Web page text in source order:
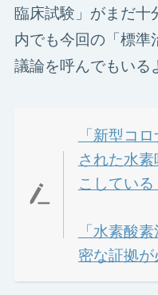
臨床試験」がまだ十
内でも今回の「標準
議論を呼んでもいる
「新型コ
された水
こしている
「水素酸
密な証拠が